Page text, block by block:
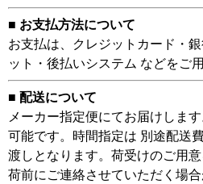
■ お支払方法について
お支払は、クレジットカード・
ット・後払いシステム などをご
■ 配送について
メーカー指定便にてお届けしま
可能です。時間指定は 別途配送
渡しとなります。荷受けのご用
荷前にご連絡させていただく場合